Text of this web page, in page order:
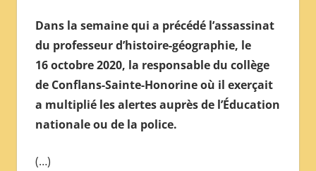
PRESS
REVIEW
——
ОБЗОР
МЕЖДУНАРОДНОЙ
ПРЕССЫ
Dans la semaine qui a précédé l’assassinat
du professeur d’histoire-géographie, le
16 octobre 2020, la responsable du collège
de Conflans-Sainte-Honorine où il exerçait
a multiplié les alertes auprès de l’Éducation
nationale ou de la police.
(…)